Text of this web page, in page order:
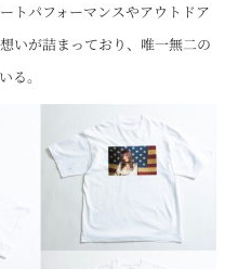
トパフォーマンスやアウトドア
いが詰まっており、唯一無二の
る。